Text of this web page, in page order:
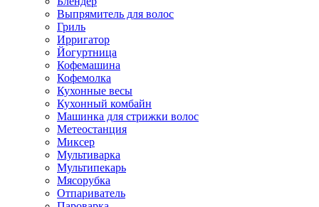
Выпрямитель для волос
Гриль
Ирригатор
Йогуртница
Кофемашина
Кофемолка
Кухонные весы
Кухонный комбайн
Машинка для стрижки волос
Метеостанция
Миксер
Мультиварка
Мультипекарь
Мясорубка
Отпариватель